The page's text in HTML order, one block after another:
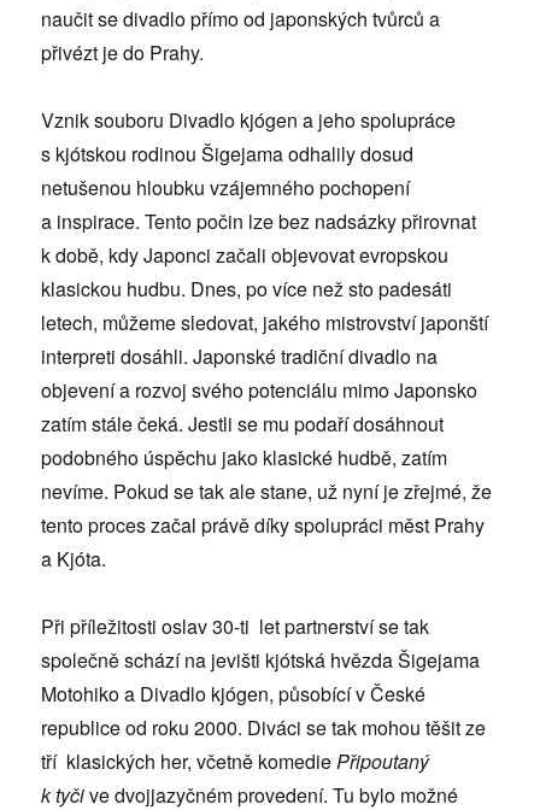
naučit se divadlo přímo od japonských tvůrců a
přivézt je do Prahy.
Vznik souboru Divadlo kjógen a jeho spolupráce
s kjótskou rodinou Šigejama odhalily dosud
netušenou hloubku vzájemného pochopení
a inspirace. Tento počin lze bez nadsázky přirovnat
k době, kdy Japonci začali objevovat evropskou
klasickou hudbu. Dnes, po více než sto padesáti
letech, můžeme sledovat, jakého mistrovství japonští
interpreti dosáhli. Japonské tradiční divadlo na
objevení a rozvoj svého potenciálu mimo Japonsko
zatím stále čeká. Jestli se mu podaří dosáhnout
podobného úspěchu jako klasické hudbě, zatím
nevíme. Pokud se tak ale stane, už nyní je zřejmé, že
tento proces začal právě díky spolupráci měst Prahy
a Kjóta.
Při příležitosti oslav 30-ti let partnerství se tak
společně schází na jevišti kjótská hvězda Šigejama
Motohiko a Divadlo kjógen, působící v České
republice od roku 2000. Diváci se tak mohou těšit ze
tří klasických her, včetně komediePřipoutaný
k tyčive dvojjazyčném provedení. Tu bylo možné